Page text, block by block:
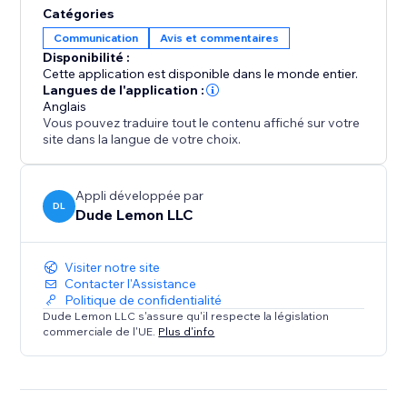
You can also monitor reviews from other platforms
such as Apple App Store Google Play Store and
competitor listings to understand what customers are
saying. Note AI auto replies are currently supported
for Google Business Profile only You must connect
your Google account to use this feature.
Catégories
Communication Avis et commentaires
Disponibilité :
Cette application est disponible dans le monde entier.
Langues de l'application :
Anglais
Vous pouvez traduire tout le contenu affiché sur votre
site dans la langue de votre choix.
DL
Appli développée par
Dude Lemon LLC
Visiter notre site
Contacter l'Assistance
Politique de confidentialité
Dude Lemon LLC s'assure qu'il respecte la législation
commerciale de l'UE. Plus d'info